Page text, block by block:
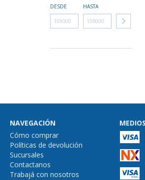
DESDE HASTA
NAVEGACIÓN
Cómo comprar
Políticas de devolución
Sucursales
Contactanos
Trabajá con nosotros